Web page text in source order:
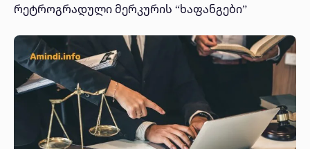
რეტროგრადული მერკურის “ხაფანგები”